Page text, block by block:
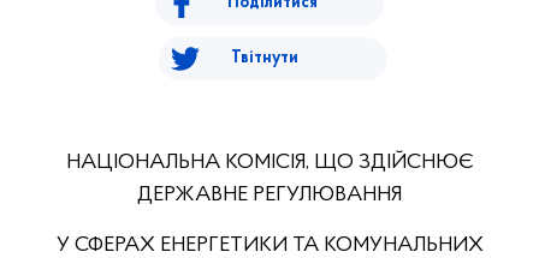
Твітнути
НАЦІОНАЛЬНА КОМІСІЯ, ЩО ЗДІЙСНЮЄ
ДЕРЖАВНЕ РЕГУЛЮВАННЯ
У СФЕРАХ ЕНЕРГЕТИКИ ТА КОМУНАЛЬНИХ